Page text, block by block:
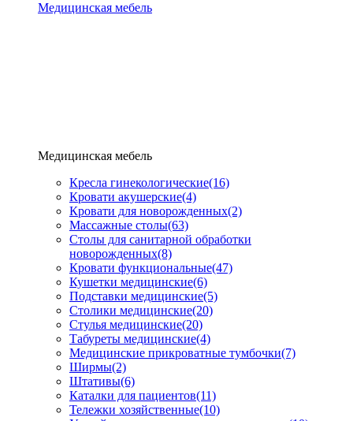
Медицинская мебель
Медицинская мебель
Кресла гинекологические(16)
Кровати акушерские(4)
Кровати для новорожденных(2)
Массажные столы(63)
Столы для санитарной обработки
новорожденных(8)
Кровати функциональные(47)
Кушетки медицинские(6)
Подставки медицинские(5)
Столики медицинские(20)
Стулья медицинские(20)
Табуреты медицинские(4)
Медицинские прикроватные тумбочки(7)
Ширмы(2)
Штативы(6)
Каталки для пациентов(11)
Тележки хозяйственные(10)